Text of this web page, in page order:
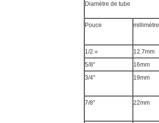
Diamètre de tube
Pouce millimètre
1/2 »
12.7mm
5/8"
16mm
3/4"
19mm
7/8"
22mm